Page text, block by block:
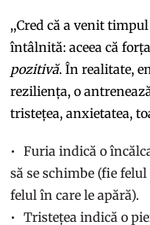
,,Cred că a venit
întâlnită: aceea că
pozitivă. În realitate,
reziliența, o
tristețea, anxietatea,
Furia indică o
să se schimbe (fie
felul în care le apără).
Tristețea indică o